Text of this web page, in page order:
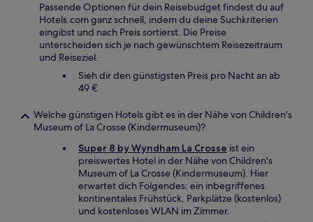
Passende Optionen für dein Reisebudget findest du auf
Hotels.com ganz schnell, indem du deine Suchkriterien
eingibst und nach Preis sortierst. Die Preise
unterscheiden sich je nach gewünschtem Reisezeitraum
und Reiseziel.
Sieh dir den günstigsten Preis pro Nacht an ab
49 €
Welche günstigen Hotels gibt es in der Nähe von Children's
Museum of La Crosse (Kindermuseum)?
Super 8 by Wyndham La Crosse ist ein
preiswertes Hotel in der Nähe von Children's
Museum of La Crosse (Kindermuseum). Hier
erwartet dich Folgendes: ein inbegriffenes
kontinentales Frühstück, Parkplätze (kostenlos)
und kostenloses WLAN im Zimmer.